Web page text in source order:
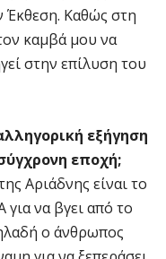
Έκθεση. Καθώς στη
καμβά μου να
στην επίλυση του
εξήγηση
εποχή;
Αριάδνης είναι το
να βγει από το
ο άνθρωπος